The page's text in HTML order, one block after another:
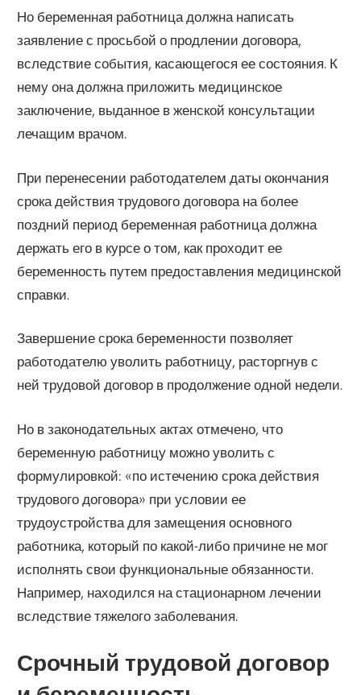
Но беременная работница должна написать
заявление с просьбой о продлении договора,
вследствие события, касающегося ее состояния. К
нему она должна приложить медицинское
заключение, выданное в женской консультации
лечащим врачом.
При перенесении работодателем даты окончания
срока действия трудового договора на более
поздний период беременная работница должна
держать его в курсе о том, как проходит ее
беременность путем предоставления медицинской
справки.
Завершение срока беременности позволяет
работодателю уволить работницу, расторгнув с
ней трудовой договор в продолжение одной недели.
Но в законодательных актах отмечено, что
беременную работницу можно уволить с
формулировкой: «по истечению срока действия
трудового договора» при условии ее
трудоустройства для замещения основного
работника, который по какой-либо причине не мог
исполнять свои функциональные обязанности.
Например, находился на стационарном лечении
вследствие тяжелого заболевания.
Срочный трудовой договор